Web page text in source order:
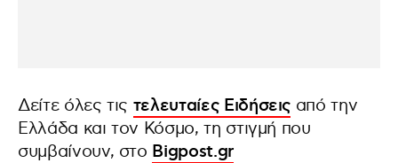
Δείτε όλες τις τελευταίες Ειδήσεις από την
Ελλάδα και τον Κόσμο, τη στιγμή που
συμβαίνουν, στο Bigpost.gr